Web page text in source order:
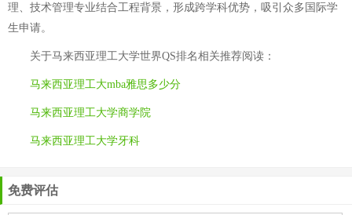
理、技术管理专业结合工程背景，形成跨学科优势，吸引众多国际学
生申请。
关于马来西亚理工大学世界QS排名相关推荐阅读：
马来西亚理工大mba雅思多少分
马来西亚理工大学商学院
马来西亚理工大学牙科
免费评估